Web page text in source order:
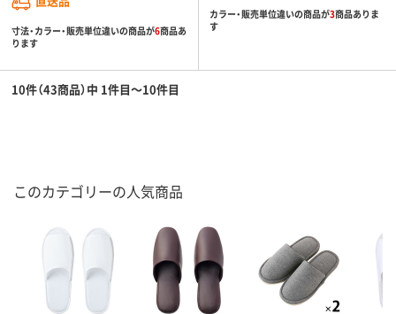
寸法・カラー・販売単位違いの商品が6商品あ
ります
カラー・販売単位違いの商品が3商品ありま
す
10件（43商品）中 1件目～10件目
このカテゴリーの人気商品